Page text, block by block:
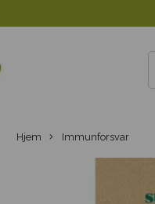
Hjem Immunforsvar